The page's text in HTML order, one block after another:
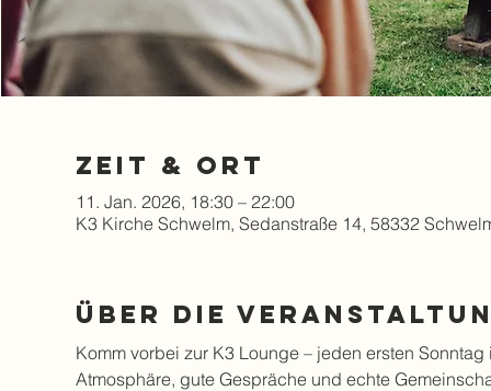
Zeit & Ort
11. Jan. 2026, 18:30 – 22:00
K3 Kirche Schwelm, Sedanstraße 14, 58332
Über die
Komm vorbei zur K3 Lounge – jeden ersten
Atmosphäre, gute Gespräche und echte